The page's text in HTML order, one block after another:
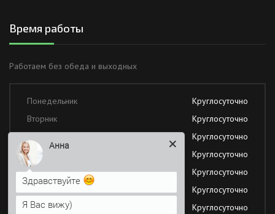
Время работы
Работаем без обеда и выходных
Понедельник
Круглосуточно
Вторник
Круглосуточно
Круглосуточно
Четверг
Круглосуточно
Пятница
Круглосуточно
Суббота
Круглосуточно
Воскресение
Круглосуточно
Анна
Здравствуйте
Я Вас вижу)